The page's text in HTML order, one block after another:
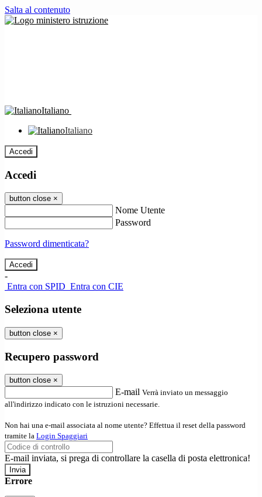
Salta al contenuto
Italiano
Italiano
Accedi
Accedi
button close ×
Nome Utente
Password
Password dimenticata?
-
Entra con SPID Entra con CIE
Seleziona utente
button close ×
Recupero password
button close ×
E-mail Verrà inviato un messaggio
all'indirizzo indicato con le istruzioni necessarie.
Non hai una e-mail associata al nome utente? Effettua il reset della password
tramite la Login Spaggiari
E-mail inviata, si prega di controllare la casella di posta elettronica!
Errore